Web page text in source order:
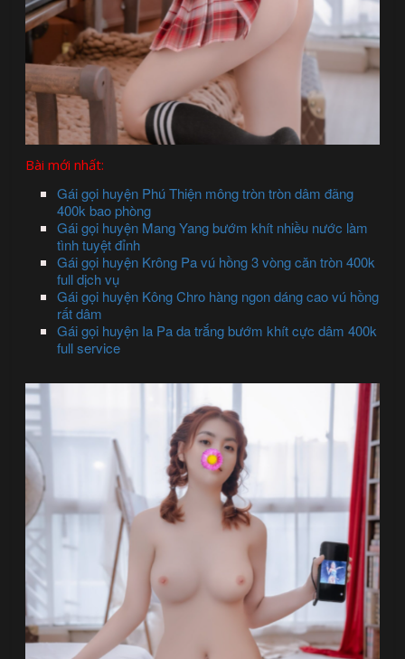
Bài mới nhất:
Gái gọi huyện Phú Thiện mông tròn tròn dâm đãng
400k bao phòng
Gái gọi huyện Mang Yang bướm khít nhiều nước làm
tình tuyệt đỉnh
Gái gọi huyện Krông Pa vú hồng 3 vòng căn tròn 400k
full dịch vụ
Gái gọi huyện Kông Chro hàng ngon dáng cao vú hồng
rất dâm
Gái gọi huyện Ia Pa da trắng bướm khít cực dâm 400k
full service